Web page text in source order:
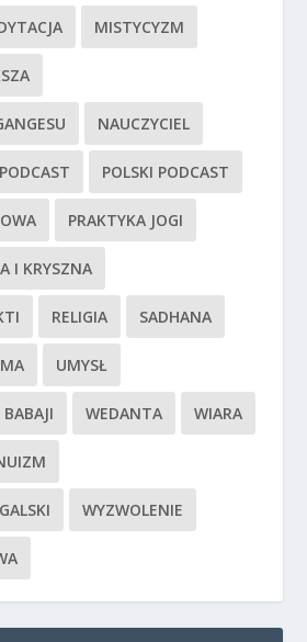
MISTYCYZM
NAUCZYCIEL
PODCAST POLSKI PODCAST
PRAKTYKA JOGI
I KRYSZNA
RELIGIA SADHANA
UMYSŁ
WEDANTA WIARA
WYZWOLENIE